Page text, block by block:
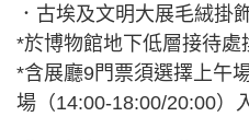
．古埃及文明大展毛絨掛
*於博物館地下低層接待處
*含展廳9門票須選擇上午
場（14:00-18:00/20:00）